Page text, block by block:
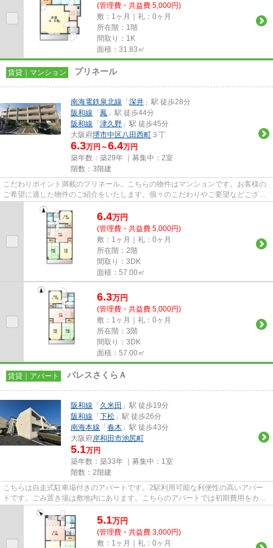
(管理費・共益費 5,000円)
敷：1ヶ月｜礼：0ヶ月
所在階：1階
間取り：1K
面積：31.83㎡
賃貸｜マンション プリネール
南海電鉄泉北線 「 深井 」駅 徒歩28分
阪和線 「 鳳 」駅 徒歩44分
阪和線 「 津久野 」駅 徒歩45分
大阪府堺市中区八田西町 ３丁
6.3万円～6.4万円
築年数：築29年 ｜募集中： 2室
階数：3階建
こだわりポイント満載のプリネール。こちらの物件はマンションです。お客様の
ご希望に適した物件のご紹介をいたします。個々のこだわりやご要望などござい
ましたら、お気軽に当社へご...
6.4万円
(管理費・共益費 5,000円)
敷：1ヶ月｜礼：0ヶ月
所在階：2階
間取り：3DK
面積：57.00㎡
6.3万円
(管理費・共益費 5,000円)
敷：1ヶ月｜礼：0ヶ月
所在階：3階
間取り：3DK
面積：57.00㎡
賃貸｜アパート パレスさくらＡ
阪和線 「 久米田 」駅 徒歩19分
阪和線 「 下松 」駅 徒歩26分
南海本線 「 春木 」駅 徒歩43分
大阪府岸和田市池尻町
5.1万円
築年数：築33年 ｜募集中： 1室
階数：2階建
こちらは自走式駐車場付きのアパートです。2駅利用可能な利便性の高いアパー
トです。ごみ置き場は敷地内にあります。こちらのアパートでは初期費用をカー
ドでお支払いいただけます。他...
5.1万円
(管理費・共益費 3,000円)
敷：1ヶ月｜礼：0ヶ月